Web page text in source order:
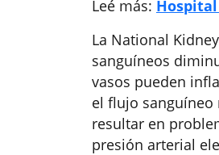
Leé más:
La National
sanguíneos
vasos pueden
el flujo sanguíneo
resultar en
presión arterial